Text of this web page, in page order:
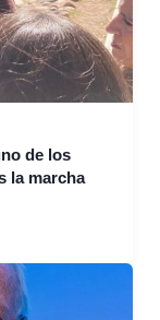
de los
la marcha